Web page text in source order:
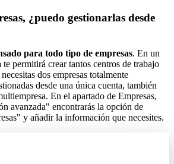
¿puedo gestionarlas desde
para todo tipo de empresas. En un
te permitirá crear tantos centros de trabajo
necesitas dos empresas totalmente
desde una única cuenta, también
. En el apartado de Empresas,
n avanzada" encontrarás la opción de
" y añadir la información que necesites.